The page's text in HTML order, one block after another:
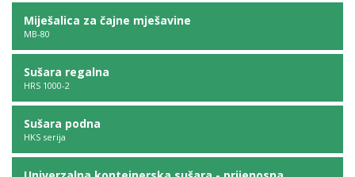
Miješalica za čajne mješavine
MB-80
Sušara regalna
HRS 1000-2
Sušara podna
HKS serija